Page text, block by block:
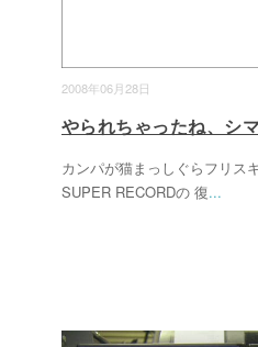
2008年06月28日
やられちゃったね、シ
カンパが猫まっしぐらフリス
SUPER RECORDの 復...